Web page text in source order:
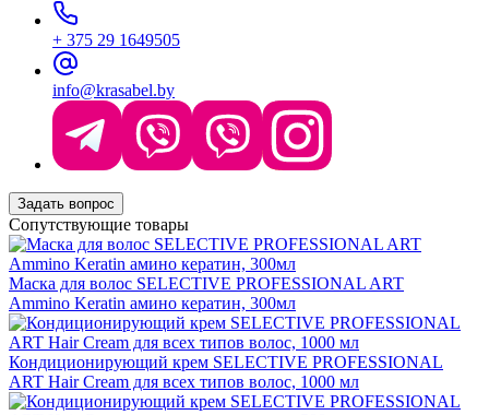
+ 375 29 1649505
info@krasabel.by
Задать вопрос
Сопутствующие товары
Маска для волос SELECTIVE PROFESSIONAL ART
Ammino Keratin амино кератин, 300мл
Кондиционирующий крем SELECTIVE PROFESSIONAL
ART Hair Cream для всех типов волос, 1000 мл